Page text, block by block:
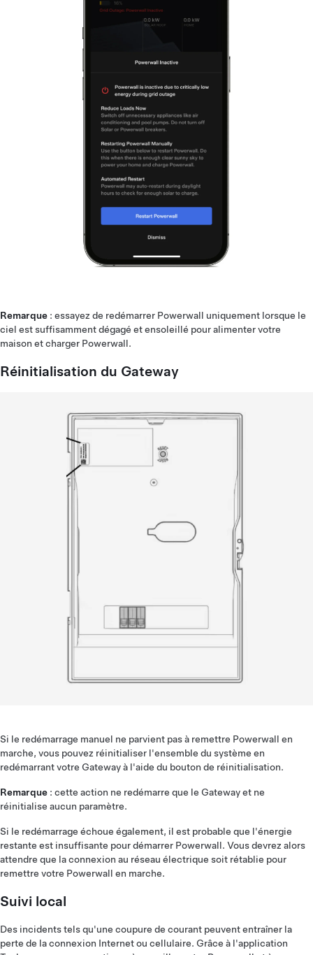
Remarque : essayez de redémarrer Powerwall uniquement lorsque le
ciel est suffisamment dégagé et ensoleillé pour alimenter votre
maison et charger Powerwall.
Réinitialisation du Gateway
Si le redémarrage manuel ne parvient pas à remettre Powerwall en
marche, vous pouvez réinitialiser l'ensemble du système en
redémarrant votre Gateway à l'aide du bouton de réinitialisation.
Remarque : cette action ne redémarre que le Gateway et ne
réinitialise aucun paramètre.
Si le redémarrage échoue également, il est probable que l'énergie
restante est insuffisante pour démarrer Powerwall. Vous devrez alors
attendre que la connexion au réseau électrique soit rétablie pour
remettre votre Powerwall en marche.
Suivi local
Des incidents tels qu'une coupure de courant peuvent entraîner la
perte de la connexion Internet ou cellulaire. Grâce à l'application